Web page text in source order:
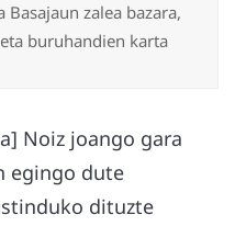
zalea bazara,
buruhandien karta
Noiz joango gara
egingo dute
dituzte